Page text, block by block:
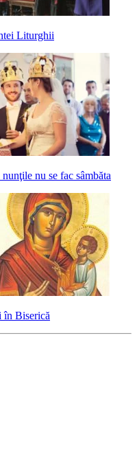
Liturghii
nu se fac sâmbăta
în Biserică